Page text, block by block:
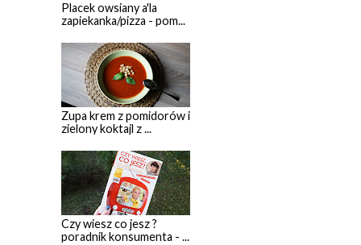
Placek owsiany a'la
zapiekanka/pizza - pom...
Zupa krem z pomidorów i
zielony koktajl z ...
Czy wiesz co jesz ?
poradnik konsumenta - ...